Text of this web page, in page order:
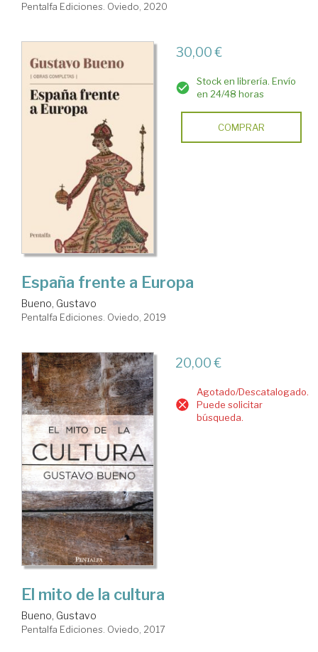
Pentalfa Ediciones. Oviedo, 2020
30,00 €
Stock en librería. Envío
en 24/48 horas
COMPRAR
España frente a Europa
Bueno, Gustavo
Pentalfa Ediciones. Oviedo, 2019
20,00 €
Agotado/Descatalogado.
Puede solicitar
búsqueda.
El mito de la cultura
Bueno, Gustavo
Pentalfa Ediciones. Oviedo, 2017